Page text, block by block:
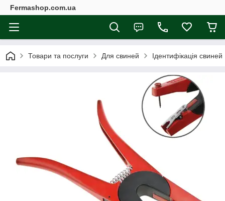
Fermashop.com.ua
Товари та послуги Для свиней Ідентифікація свиней